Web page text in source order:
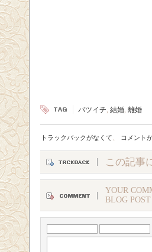
バツイチ, 結婚, 離婚
トラックバックがなくて コメント
この記事
YOUR
BLOG POST